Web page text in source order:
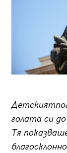
Детският
голата си
Тя